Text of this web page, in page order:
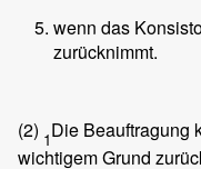
wenn das
zurücknimmt.
(2) 1Die Beauftragung
wichtigem Grund